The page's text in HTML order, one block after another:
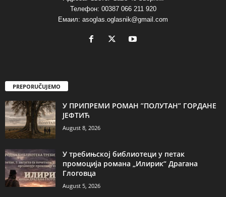
Телефон: 00387 066 211 920
Емаил: asoglas.oglasnik@gmail.com
PREPORUČUJEMO
У ПРИПРЕМИ РОМАН ”ПОЛУТАН” ГОРДАНЕ
ЈЕФТИЋ
August 8, 2026
У требињској библиотеци у петак
промоција романа „Илирик“ Драгана
Глоговца
August 5, 2026